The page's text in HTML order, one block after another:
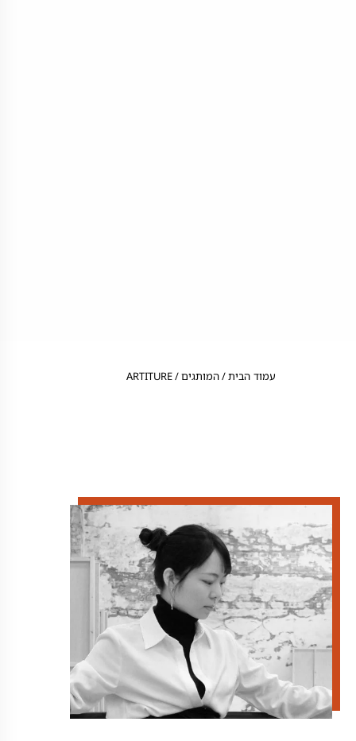
עמוד הבית/ המותגים / ARTITURE